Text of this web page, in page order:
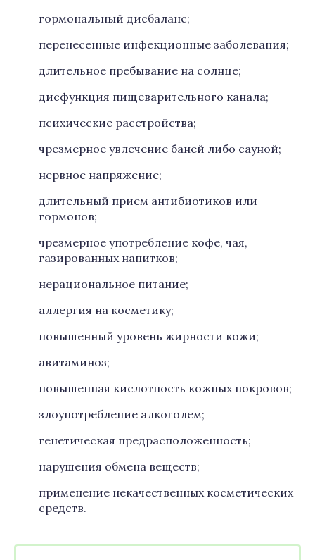
гормональный дисбаланс;
перенесенные инфекционные заболевания;
длительное пребывание на солнце;
дисфункция пищеварительного канала;
психические расстройства;
чрезмерное увлечение баней либо сауной;
нервное напряжение;
длительный прием антибиотиков или
гормонов;
чрезмерное употребление кофе, чая,
газированных напитков;
нерациональное питание;
аллергия на косметику;
повышенный уровень жирности кожи;
авитаминоз;
повышенная кислотность кожных покровов;
злоупотребление алкоголем;
генетическая предрасположенность;
нарушения обмена веществ;
применение некачественных косметических
средств.